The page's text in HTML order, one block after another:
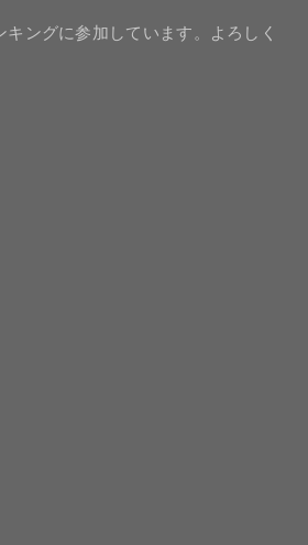
キングに参加しています。よろしく